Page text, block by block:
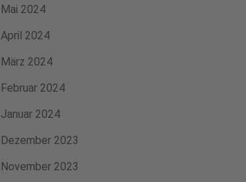
Mai 2024
April 2024
März 2024
Februar 2024
Januar 2024
Dezember 2023
November 2023